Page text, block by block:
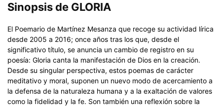
Sinopsis de GLORIA
El Poemario de Martínez Mesanza que recoge su actividad lírica
desde 2005 a 2016; once años tras los que, desde el
significativo título, se anuncia un cambio de registro en su
poesía: Gloria canta la manifestación de Dios en la creación.
Desde su singular perspectiva, estos poemas de carácter
meditativo y moral, suponen un nuevo modo de acercamiento a
la defensa de la naturaleza humana y a la exaltación de valores
como la fidelidad y la fe. Son también una reflexión sobre la